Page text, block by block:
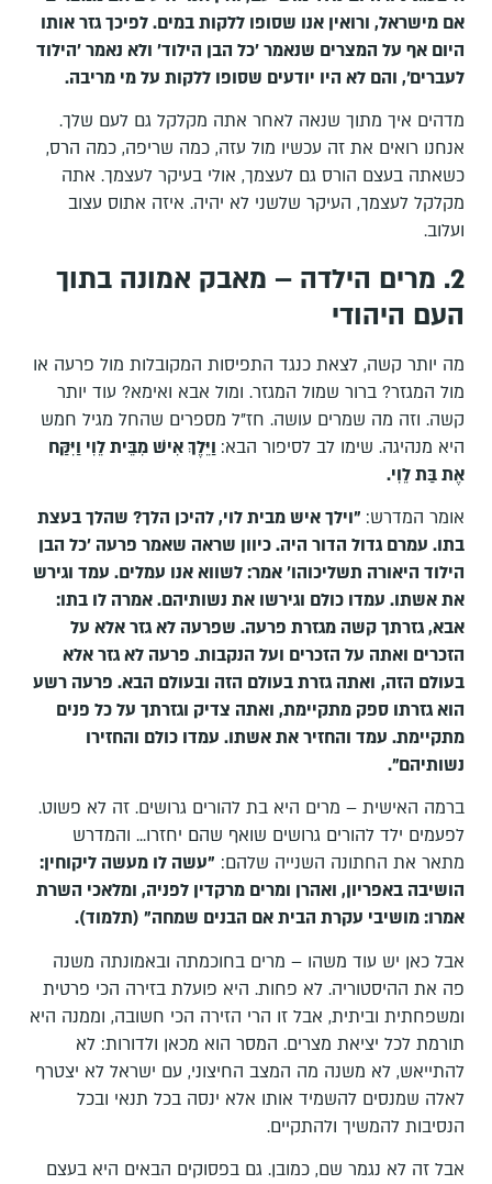
אם מישראל, ורואין אנו שסופו ללקות במים. לפיכך גזר אותו
היום אף על המצרים שנאמר 'כל הבן הילוד' ולא נאמר 'הילוד
לעברים', והם לא היו יודעים שסופו ללקות על מי מריבה.
מדהים איך מתוך שנאה לאחר אתה מקלקל גם לעם שלך.
אנחנו רואים את זה עכשיו מול עזה, כמה שריפה, כמה הרס,
כשאתה בעצם הורס גם לעצמך, אולי בעיקר לעצמך. אתה
מקלקל לעצמך, העיקר שלשני לא יהיה. איזה אתוס עצוב
ועלוב.
2. מרים הילדה – מאבק אמונה בתוך
העם היהודי
מה יותר קשה, לצאת כנגד התפיסות המקובלות מול פרעה או
מול המגזר? ברור שמול המגזר. ומול אבא ואימא? עוד יותר
קשה. וזה מה שמרים עושה. חז"ל מספרים שהחל מגיל חמש
היא מנהיגה. שימו לב לסיפור הבא: וַיֵּלֶךְ אִישׁ מִבֵּית לֵוִי וַיִּקַּח
אֶת בַּת לֵוִי.
אומר המדרש: "וילך איש מבית לוי, להיכן הלך? שהלך בעצת
בתו. עמרם גדול הדור היה. כיוון שראה שאמר פרעה 'כל הבן
הילוד היאורה תשליכוהו' אמר: לשווא אנו עמלים. עמד וגירש
את אשתו. עמדו כולם וגירשו את נשותיהם. אמרה לו בתו:
אבא, גזרתך קשה מגזרת פרעה. שפרעה לא גזר אלא על
הזכרים ואתה על הזכרים ועל הנקבות. פרעה לא גזר אלא
בעולם הזה, ואתה גזרת בעולם הזה ובעולם הבא. פרעה רשע
הוא גזרתו ספק מתקיימת, ואתה צדיק וגזרתך על כל פנים
מתקיימת. עמד והחזיר את אשתו. עמדו כולם והחזירו
נשותיהם".
ברמה האישית – מרים היא בת להורים גרושים. זה לא פשוט.
לפעמים ילד להורים גרושים שואף שהם יחזרו... והמדרש
מתאר את החתונה השנייה שלהם: "עשה לו מעשה ליקוחין:
הושיבה באפריון, ואהרן ומרים מרקדין לפניה, ומלאכי השרת
אמרו: מושיבי עקרת הבית אם הבנים שמחה" (תלמוד).
אבל כאן יש עוד משהו – מרים בחוכמתה ובאמונתה משנה
פה את ההיסטוריה. לא פחות. היא פועלת בזירה הכי פרטית
ומשפחתית וביתית, אבל זו הרי הזירה הכי חשובה, וממנה היא
תורמת לכל יציאת מצרים. המסר הוא מכאן ולדורות: לא
להתייאש, לא משנה מה המצב החיצוני, עם ישראל לא יצטרף
לאלה שמנסים להשמיד אותו אלא ינסה בכל תנאי ובכל
הנסיבות להמשיך ולהתקיים.
אבל זה לא נגמר שם, כמובן. גם בפסוקים הבאים היא בעצם